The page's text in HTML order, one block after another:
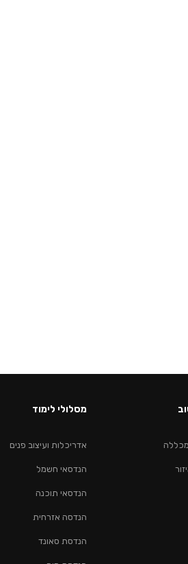
מסלולי לימוד
אדריכלות ועיצוב פנים
הנדסאי חשמל
הנדסאי תוכנה
הנדסה אזרחית
הנדסת סאונד